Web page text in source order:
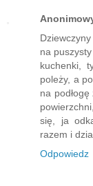
na
kuchenki,
poleży, a
na
się, ja
razem i
Odpowiedz